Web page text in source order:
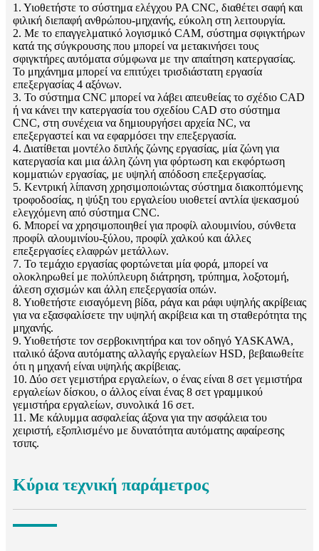
1. Υιοθετήστε το σύστημα ελέγχου PA CNC, διαθέτει σαφή και
φιλική διεπαφή ανθρώπου-μηχανής, εύκολη στη λειτουργία.
2. Με το επαγγελματικό λογισμικό CAM, σύστημα σφιγκτήρων
κατά της σύγκρουσης που μπορεί να μετακινήσει τους
σφιγκτήρες αυτόματα σύμφωνα με την απαίτηση κατεργασίας.
Το μηχάνημα μπορεί να επιτύχει τρισδιάστατη εργασία
επεξεργασίας 4 αξόνων.
3. Το σύστημα CNC μπορεί να λάβει απευθείας το σχέδιο CAD
ή να κάνει την κατεργασία του σχεδίου CAD στο σύστημα
CNC, στη συνέχεια να δημιουργήσει αρχεία NC, να
επεξεργαστεί και να εφαρμόσει την επεξεργασία.
4. Διατίθεται μοντέλο διπλής ζώνης εργασίας, μία ζώνη για
κατεργασία και μια άλλη ζώνη για φόρτωση και εκφόρτωση
κομματιών εργασίας, με υψηλή απόδοση επεξεργασίας.
5. Κεντρική λίπανση χρησιμοποιώντας σύστημα διακοπτόμενης
τροφοδοσίας, η ψύξη του εργαλείου υιοθετεί αντλία ψεκασμού
ελεγχόμενη από σύστημα CNC.
6. Μπορεί να χρησιμοποιηθεί για προφίλ αλουμινίου, σύνθετα
προφίλ αλουμινίου-ξύλου, προφίλ χαλκού και άλλες
επεξεργασίες ελαφρών μετάλλων.
7. Το τεμάχιο εργασίας φορτώνεται μία φορά, μπορεί να
ολοκληρωθεί με πολύπλευρη διάτρηση, τρύπημα, λοξοτομή,
άλεση σχισμών και άλλη επεξεργασία οπών.
8. Υιοθετήστε εισαγόμενη βίδα, ράγα και ράφι υψηλής ακρίβειας
για να εξασφαλίσετε την υψηλή ακρίβεια και τη σταθερότητα της
μηχανής.
9. Υιοθετήστε τον σερβοκινητήρα και τον οδηγό YASKAWA,
ιταλικό άξονα αυτόματης αλλαγής εργαλείων HSD, βεβαιωθείτε
ότι η μηχανή είναι υψηλής ακρίβειας.
10. Δύο σετ γεμιστήρα εργαλείων, ο ένας είναι 8 σετ γεμιστήρα
εργαλείων δίσκου, ο άλλος είναι ένας 8 σετ γραμμικού
γεμιστήρα εργαλείων, συνολικά 16 σετ.
11. Με κάλυμμα ασφαλείας άξονα για την ασφάλεια του
χειριστή, εξοπλισμένο με δυνατότητα αυτόματης αφαίρεσης
τσιπς.
Κύρια τεχνική παράμετρος